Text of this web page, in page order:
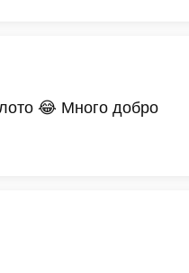
😂 Много добро